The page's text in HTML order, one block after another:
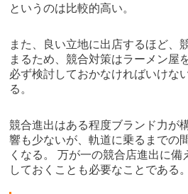
というのは比較的高い。
また、良い立地に出店するほど、
まるため、競合対策はラーメン屋
必ず検討しておかなければいけな
る。
競合進出はある程度ブランド力が
響も少ないが、軌道に乗るまでの
くなる。 万が一の競合店進出に
しておくことも必要なことである。